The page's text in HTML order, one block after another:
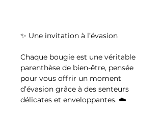
✨ Une invitation à l’évasion
Chaque bougie est une véritable
parenthèse de bien-être, pensée
pour vous offrir un moment
d’évasion grâce à des senteurs
délicates et enveloppantes. ☁️